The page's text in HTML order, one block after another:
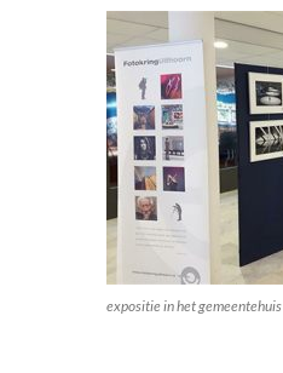
expositie in het gemeentehuis